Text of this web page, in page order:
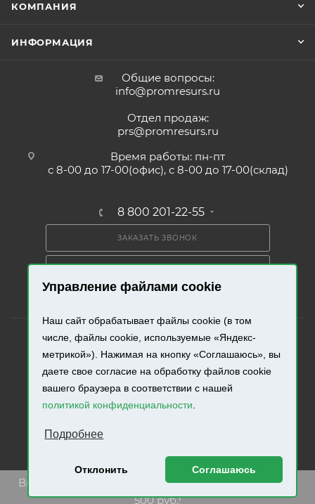
Управление файлами cookie
Наш сайт обрабатывает файлы cookie (в том
числе, файлы cookie, используемые «Яндекс-
метрикой»). Нажимая на кнопку «Соглашаюсь», вы
даете свое согласие на обработку файлов cookie
вашего браузера в соответствии с нашей
политикой конфиденциальности.
Подробнее
Отклонить Соглашаюсь
Внимание! Минимальная сумма заказа составляет
500 руб.!
КОМПАНИЯ
ИНФОРМАЦИЯ
Общие вопросы:
info@promresurs.ru
Отдел продаж:
prs@promresurs.ru
Время работы: пн-пт
с 8-00 до 17-00(офис), с 8-00 до 17-00(склад)
8 800 201-22-55
ЗАКАЗАТЬ ЗВОНОК
2026 © «Промресурс». Все права защищены.